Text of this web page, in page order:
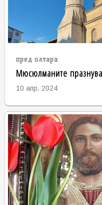
пред олтара
Мюсюлманите
10 апр. 2024